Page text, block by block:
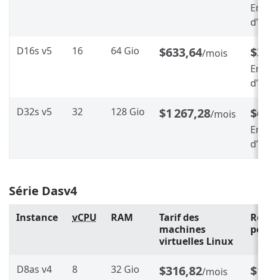
D16s v5 16 64 Gio $633,64/mois
D32s v5 32 128 Gio $1 267,28/mois
Série Dasv4
Instance vCPU RAM
Tarif des
machines
virtuelles Linux
D8as v4 8 32 Gio $316,82/mois